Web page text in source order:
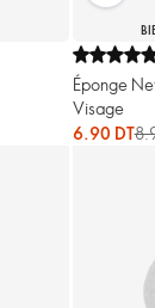
Éponge
Visage
6.90 DT